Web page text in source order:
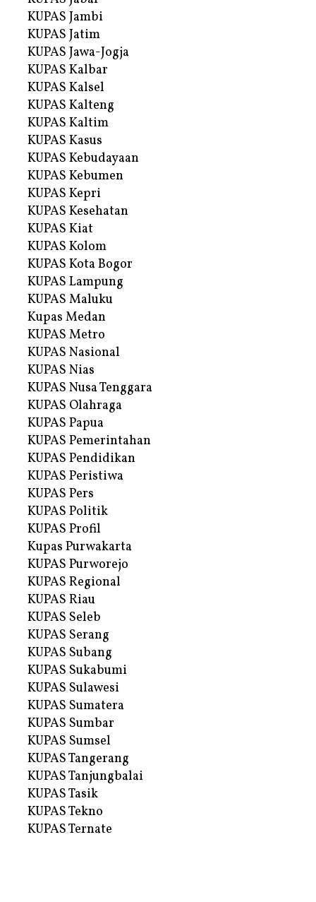
KUPAS Jambi
KUPAS Jatim
KUPAS Jawa-Jogja
KUPAS Kalbar
KUPAS Kalsel
KUPAS Kalteng
KUPAS Kaltim
KUPAS Kasus
KUPAS Kebudayaan
KUPAS Kebumen
KUPAS Kepri
KUPAS Kesehatan
KUPAS Kiat
KUPAS Kolom
KUPAS Kota Bogor
KUPAS Lampung
KUPAS Maluku
Kupas Medan
KUPAS Metro
KUPAS Nasional
KUPAS Nias
KUPAS Nusa Tenggara
KUPAS Olahraga
KUPAS Papua
KUPAS Pemerintahan
KUPAS Pendidikan
KUPAS Peristiwa
KUPAS Pers
KUPAS Politik
KUPAS Profil
Kupas Purwakarta
KUPAS Purworejo
KUPAS Regional
KUPAS Riau
KUPAS Seleb
KUPAS Serang
KUPAS Subang
KUPAS Sukabumi
KUPAS Sulawesi
KUPAS Sumatera
KUPAS Sumbar
KUPAS Sumsel
KUPAS Tangerang
KUPAS Tanjungbalai
KUPAS Tasik
KUPAS Tekno
KUPAS Ternate